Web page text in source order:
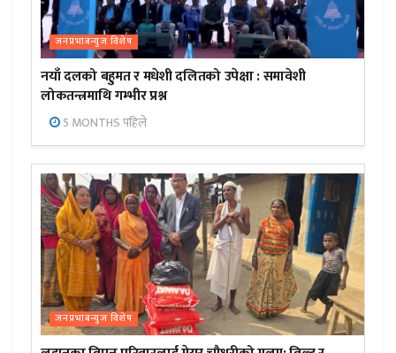
जनप्रभाबन्युज विशेष
नयाँ दलको बहुमत र मधेशी दलितको उपेक्षा : समावेशी
लोकतन्त्रमाथि गम्भीर प्रश्न
5 MONTHS पहिले
जनप्रभाबन्युज विशेष